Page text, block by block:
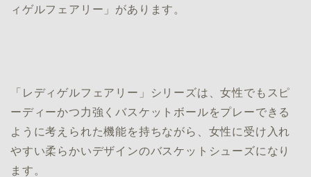
ィゲルフェアリー」があります。
「レディゲルフェアリー」シリーズは、女性でもスピ
ーディーかつ力強くバスケットボールをプレーできる
ように考えられた機能を持ちながら、女性に受け入れ
やすい柔らかいデザインのバスケットシューズになり
ます。